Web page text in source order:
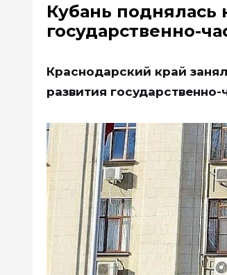
Кубань поднялась
государственно-
Краснодарский край
развития